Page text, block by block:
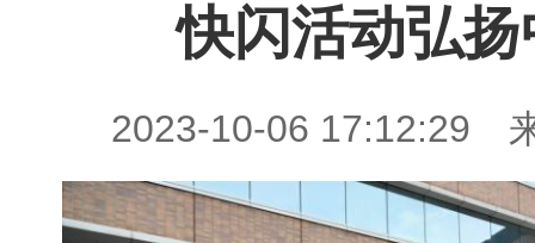
快闪活动弘
2023-10-06 17:12:29